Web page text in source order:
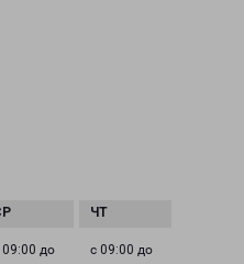
09:00 до
с 09:00 до